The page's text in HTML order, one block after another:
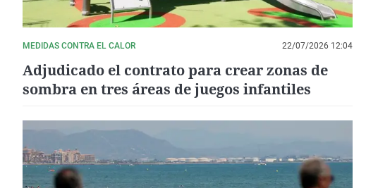
MEDIDAS CONTRA EL CALOR 22/07/2026 12:04
Adjudicado el contrato para crear zonas de
sombra en tres áreas de juegos infantiles